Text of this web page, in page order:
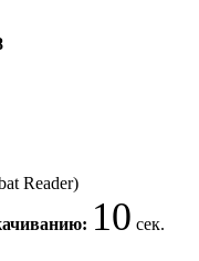
Reader)
10 сек.